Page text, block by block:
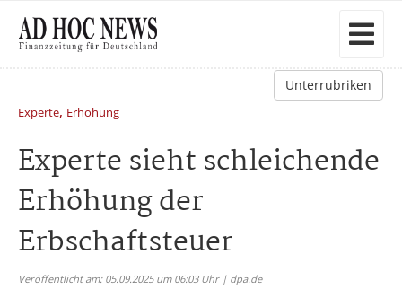
Unterrubriken
Experte, Erhöhung
Experte sieht schleichende
Erhöhung der
Erbschaftsteuer
Veröffentlicht am: 05.09.2025 um 06:03 Uhr | dpa.de